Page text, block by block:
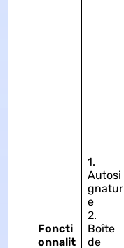
Foncti
onnalit
1.
Autosi
gnatur
e
2.
Boîte
de